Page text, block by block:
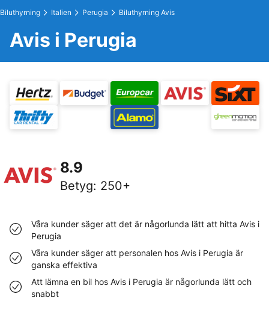
Biluthyrning Italien Perugia Biluthyrning Avis
Avis i Perugia
8.9
Betyg: 250+
Våra kunder säger att det är någorlunda lätt att hitta Avis i
Perugia
Våra kunder säger att personalen hos Avis i Perugia är
ganska effektiva
Att lämna en bil hos Avis i Perugia är någorlunda lätt och
snabbt